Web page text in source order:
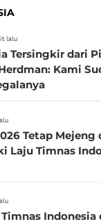
lalu
Tersingkir dari
Kami
Tetap Mejeng
Laju Timnas
Indonesia